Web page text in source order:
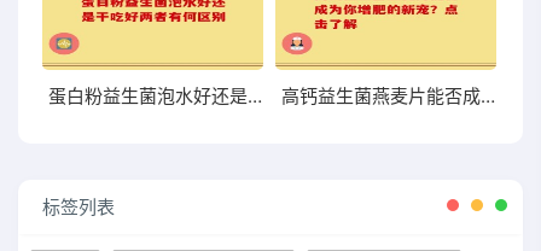
蛋白粉益生菌泡水好还是干吃好两者有何区别 高钙益生菌燕麦片能否成为你增肥的新宠？点击了解
标签列表